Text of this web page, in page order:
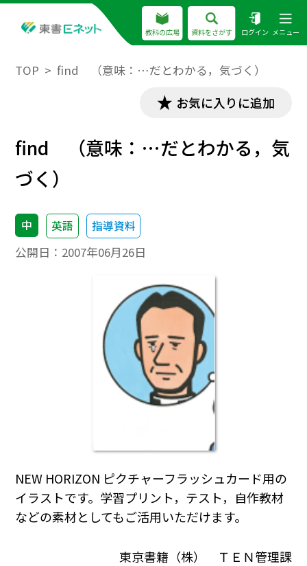
教科の広場 資料をさがす ログイン メニュー
TOP find （意味：…だとわかる，気づく）
お気に入りに追加
find （意味：…だとわかる，気
づく）
中 英語 指導資料
公開日： 2007年06月26日
NEW HORIZON ピクチャーフラッシュカード用の
イラストです。学習プリント，テスト，自作教材
などの素材としてもご活用いただけます。
東京書籍（株） ＴＥＮ管理課